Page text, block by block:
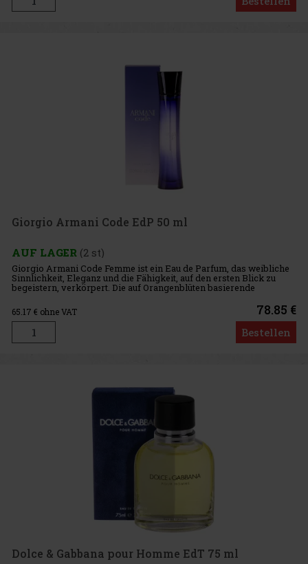
Giorgio Armani Code EdP 50 ml
AUF LAGER (2 st)
Giorgio Armani Code Femme ist ein Eau de Parfum, das weibliche
Sinnlichkeit, Eleganz und die Fähigkeit, auf den ersten Blick zu
begeistern, verkörpert. Die auf Orangenblüten basierende
Blumenkomposition fängt intime Momente, sanfte Verführung und
die
65.17 € ohne VAT 78.85 €
Bestellen
Dolce & Gabbana pour Homme EdT 75 ml